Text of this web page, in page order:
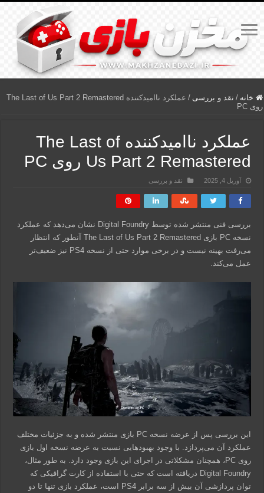
خانه / نقد و بررسی /
عملکرد ناامیدکننده The Last of Us Part 2 Remastered
روی PC
عملکرد ناامیدکننده The Last of
Us Part 2 Remastered روی PC
آوریل 4, 2025 نقد و بررسی
بررسی فنی منتشر شده توسط Digital Foundry نشان می‌دهد که عملکرد
نسخه PC بازی The Last of Us Part 2 Remastered آنطور که انتظار
می‌رفت بهینه نیست و در برخی موارد حتی از نسخه PS4 نیز ضعیف‌تر
عمل می‌کند.
این بررسی پس از عرضه نسخه PC بازی منتشر شده و به جزئیات مختلف
عملکرد آن می‌پردازد. با وجود بهبودهایی نسبت به عرضه نسخه اول بازی
روی PC، همچنان مشکلاتی در اجرای این بازی وجود دارد. به طور مثال،
Digital Foundry دریافته است که حتی با استفاده از کارت گرافیکی که
توان پردازشی آن بیش از سه برابر PS4 است، عملکرد بازی تنها تا دو